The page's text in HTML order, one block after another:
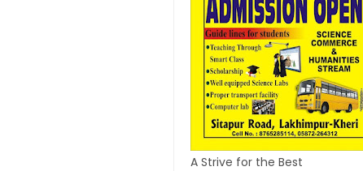
A Strive for the Best